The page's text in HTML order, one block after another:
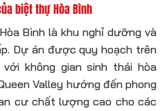
biệt thự Hòa Bình
Bình là khu nghỉ dưỡng và
Dự án được quy hoạch trên
không gian sinh thái hòa
Valley hướng đến phong
cư chất lượng cao cho các